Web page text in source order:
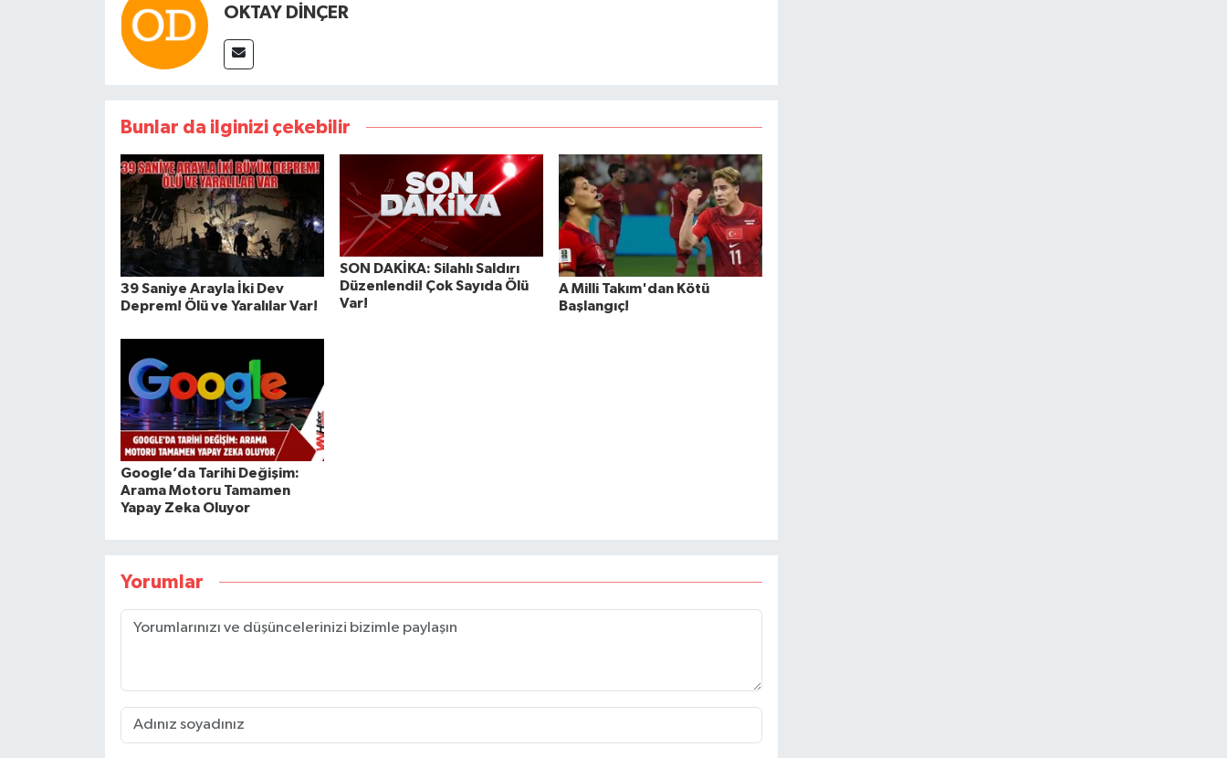
OKTAY DİNÇER
Bunlar da ilginizi çekebilir
39 Saniye Arayla İki Dev
Deprem! Ölü ve Yaralılar Var!
SON DAKİKA: Silahlı Saldırı
Düzenlendi! Çok Sayıda Ölü
Var!
A Milli Takım'dan Kötü
Başlangıç!
Google’da Tarihi Değişim:
Arama Motoru Tamamen
Yapay Zeka Oluyor
Yorumlar